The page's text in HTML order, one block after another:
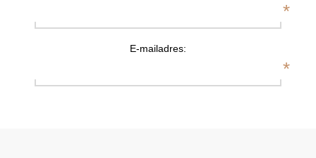
*
E-mailadres:
*